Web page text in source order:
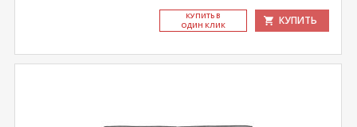
КУ­ПИТЬ В
ОДИН КЛИК
КУПИТЬ